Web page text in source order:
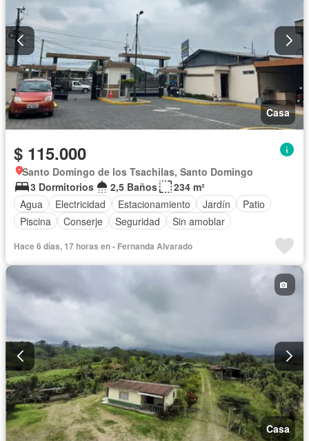
Casa
$ 115.000
Santo Domingo de los Tsachilas, Santo Domingo
3 Dormitorios
2,5 Baños
234 m²
Agua
Electricidad Estacionamiento Jardín
Patio
Piscina
Conserje Seguridad Sin amoblar
Hace 6 días, 17 horas en - Fernanda Alvarado
Casa